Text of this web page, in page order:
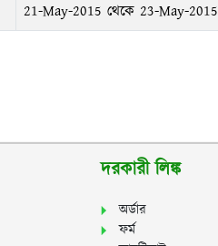
21-May-2015 থেকে 23-May-2015
দরকারী লিঙ্ক
অর্ডার
ফর্ম